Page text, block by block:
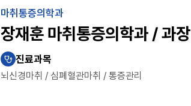
마취통증의학과
장재훈 마취통증의학과 / 과장
stethoscope 진료과목
뇌신경마취 / 심폐혈관마취 / 통증관리